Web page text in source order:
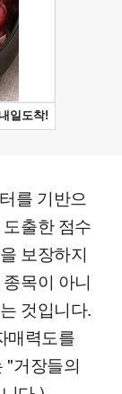
를 기반으
출한 점수
보장하지
목이 아니
것입니다.
매력도를
"거장들의